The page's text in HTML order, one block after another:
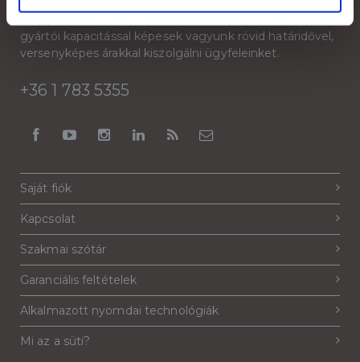
gyártói kapacitással képesek vagyunk rövid határidővel,
versenyképes árakkal kiszolgálni ügyfeleinket.
+36 1 783 5355
Saját fiók
Kapcsolat
Szakmai szótár
Garanciális feltételek
Alkalmazott nyomdai technológiák
Mi az a süti?